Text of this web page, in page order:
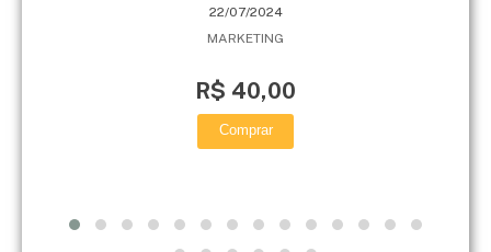
22/07/2024
MARKETING
R$ 40,00
Comprar